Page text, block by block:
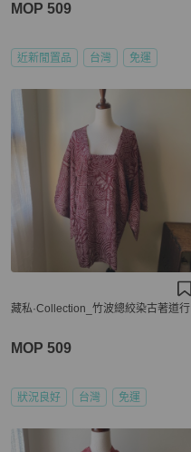
MOP 509
近新閒置品 台灣 免運
藏私·Collection_竹波總絞染古著道行
MOP 509
狀況良好 台灣 免運